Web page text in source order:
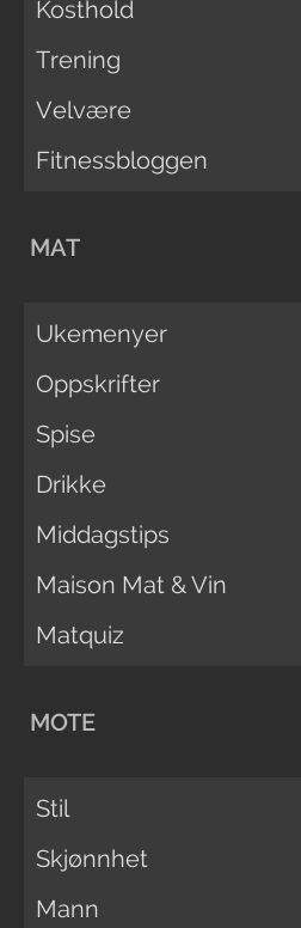
Kosthold
Trening
Velvære
Fitnessbloggen
MAT
Ukemenyer
Oppskrifter
Spise
Drikke
Middagstips
Maison Mat & Vin
Matquiz
MOTE
Stil
Skjønnhet
Mann